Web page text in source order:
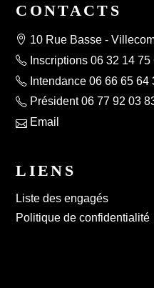
CONTACTS
10 Rue Basse -
Inscriptions 06 32 14 75
Intendance 06 66 65 64
Président 06 77 92 03
Email
LIENS
Liste des engagés
Politique de confidentialité